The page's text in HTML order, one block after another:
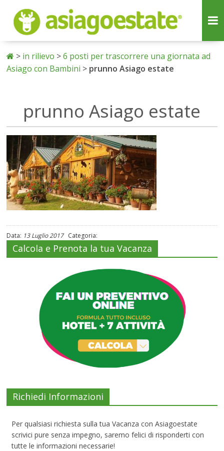
> in rilievo >6 posti per trascorrere una giornata ad
Asiago con Bambini > prunno Asiago estate
prunno Asiago estate
Data: 13 Luglio 2017Categoria:
Calcola e Prenota la tua Vacanza
Richiedi Informazioni
Per qualsiasi richiesta sulla tua Vacanza con Asiagoestate
scrivici pure senza impegno, saremo felici di risponderti con
tutte le informazioni necessarie!